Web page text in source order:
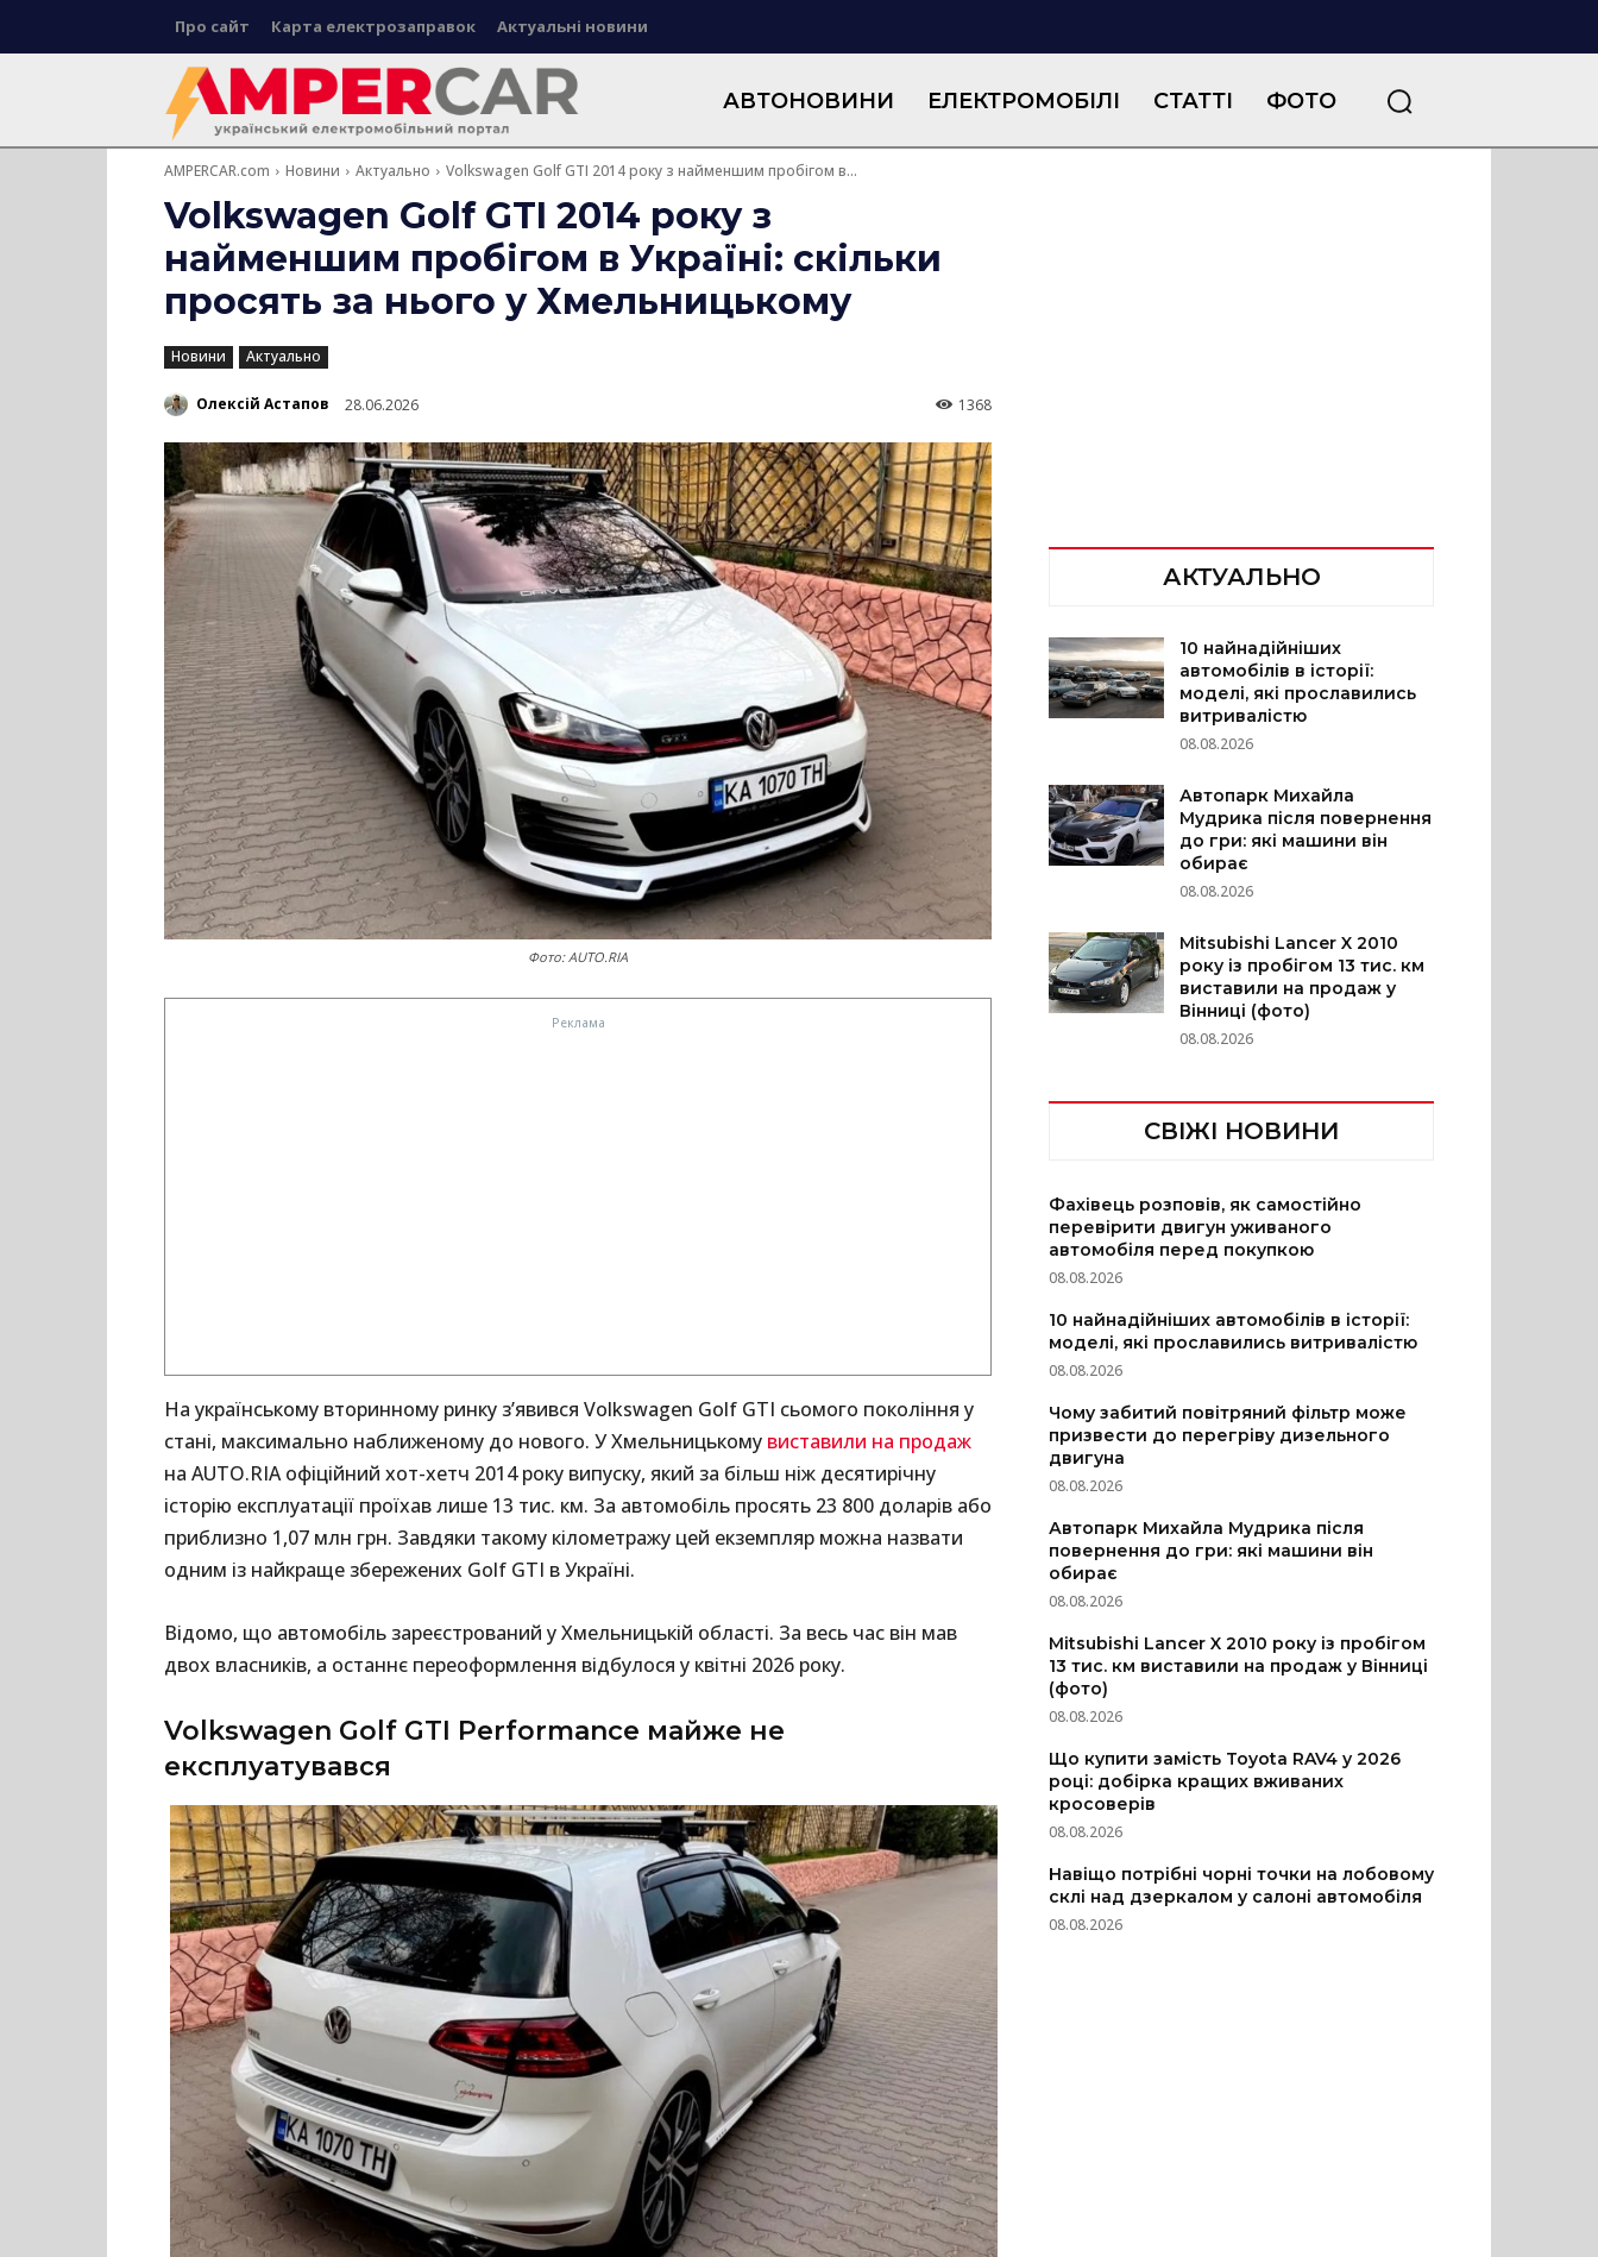
Про сайт Карта електрозаправок Актуальні новини
АВТОНОВИНИ ЕЛЕКТРОМОБІЛІ СТАТТІ ФОТО
AMPERCAR.com Новини Актуально Volkswagen Golf GTI 2014 року з найменшим пробігом в...
Volkswagen Golf GTI 2014 року з
найменшим пробігом в Україні: скільки
просять за нього у Хмельницькому
Новини Актуально
Олексій Астапов 28.06.2026 1368
Фото: AUTO.RIA
На українському вторинному ринку з’явився Volkswagen Golf GTI сьомого покоління у
стані, максимально наближеному до нового. У Хмельницькому виставили на продаж
на AUTO.RIA офіційний хот-хетч 2014 року випуску, який за більш ніж десятирічну
історію експлуатації проїхав лише 13 тис. км. За автомобіль просять 23 800 доларів або
приблизно 1,07 млн грн. Завдяки такому кілометражу цей екземпляр можна назвати
одним із найкраще збережених Golf GTI в Україні.
Відомо, що автомобіль зареєстрований у Хмельницькій області. За весь час він мав
двох власників, а останнє переоформлення відбулося у квітні 2026 року.
Volkswagen Golf GTI Performance майже не
експлуатувався
АКТУАЛЬНО
10 найнадійніших
автомобілів в історії:
моделі, які прославились
витривалістю
08.08.2026
Автопарк Михайла
Мудрика після повернення
до гри: які машини він
обирає
08.08.2026
Mitsubishi Lancer X 2010
року із пробігом 13 тис. км
виставили на продаж у
Вінниці (фото)
08.08.2026
СВІЖІ НОВИНИ
Фахівець розповів, як самостійно
перевірити двигун уживаного
автомобіля перед покупкою
08.08.2026
10 найнадійніших автомобілів в історії:
моделі, які прославились витривалістю
08.08.2026
Чому забитий повітряний фільтр може
призвести до перегріву дизельного
двигуна
08.08.2026
Автопарк Михайла Мудрика після
повернення до гри: які машини він
обирає
08.08.2026
Mitsubishi Lancer X 2010 року із пробігом
13 тис. км виставили на продаж у Вінниці
(фото)
08.08.2026
Що купити замість Toyota RAV4 у 2026
році: добірка кращих вживаних
кросоверів
08.08.2026
Навіщо потрібні чорні точки на лобовому
склі над дзеркалом у салоні автомобіля
08.08.2026